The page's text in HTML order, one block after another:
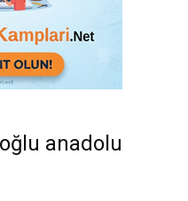
anadolu